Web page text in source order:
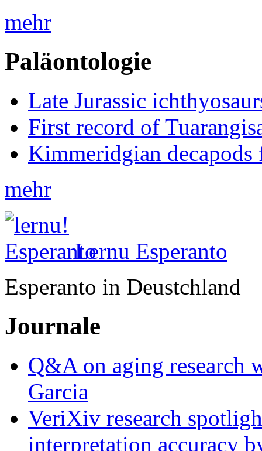
mehr
Paläontologie
Late Jurassic
First record of
Kimmeridgian
mehr
Lernu Esperanto
Esperanto in Deustchland
Journale
Q&A on aging research
Garcia
VeriXiv research
interpretation accuracy